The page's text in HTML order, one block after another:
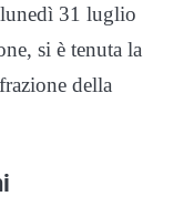
lunedì 31 luglio
si è tenuta la
della